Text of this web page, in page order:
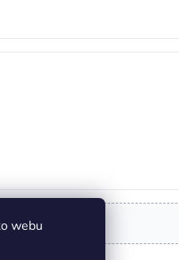
webu